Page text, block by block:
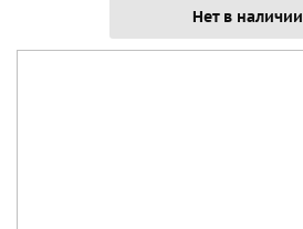
Нет в наличии